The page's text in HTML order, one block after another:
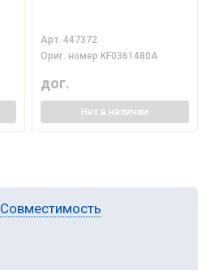
Арт.447372
Ориг. номер KF0361480A
дог.
Нет в наличии
Совместимость